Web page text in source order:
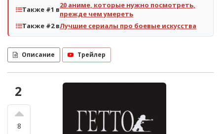
Также #1 в20 аниме, которые нужно посмотреть,
прежде чем умереть
Также #2 вЛучшие сериалы про боевые искусства
Описание Трейлер
2
8